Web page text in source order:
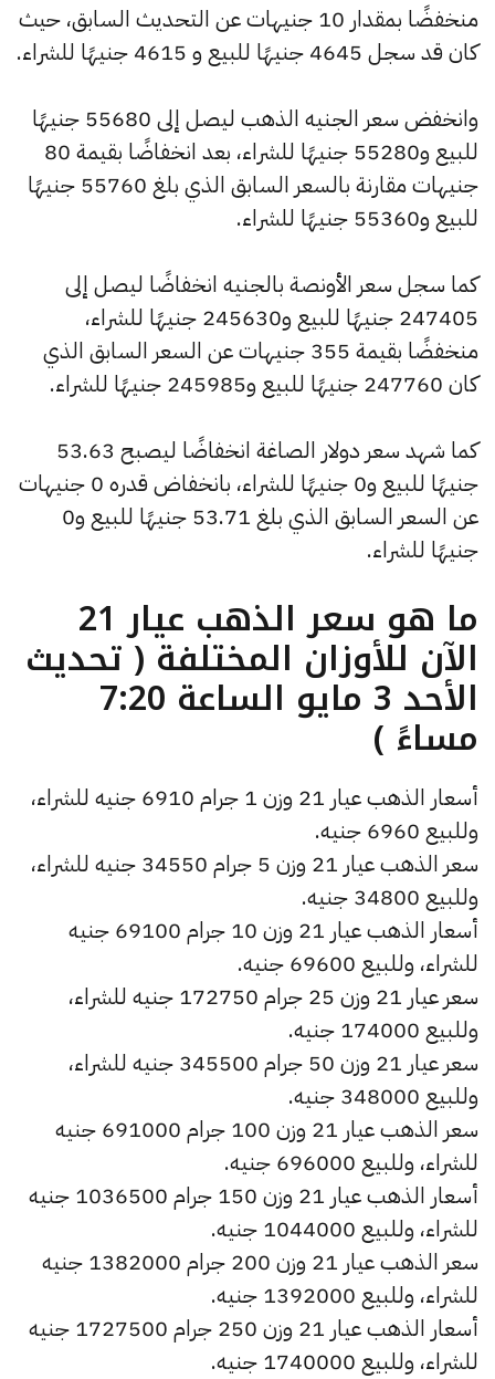
منخفضًا بمقدار 10 جنيهات عن التحديث السابق، حيث
كان قد سجل 4645 جنيهًا للبيع و 4615 جنيهًا للشراء.
وانخفض سعر الجنيه الذهب ليصل إلى 55680 جنيهًا
للبيع و55280 جنيهًا للشراء، بعد انخفاضًا بقيمة 80
جنيهات مقارنة بالسعر السابق الذي بلغ 55760 جنيهًا
للبيع و55360 جنيهًا للشراء.
كما سجل سعر الأونصة بالجنيه انخفاضًا ليصل إلى
247405 جنيهًا للبيع و245630 جنيهًا للشراء،
منخفضًا بقيمة 355 جنيهات عن السعر السابق الذي
كان 247760 جنيهًا للبيع و245985 جنيهًا للشراء.
كما شهد سعر دولار الصاغة انخفاضًا ليصبح 53.63
جنيهًا للبيع و0 جنيهًا للشراء، بانخفاض قدره 0 جنيهات
عن السعر السابق الذي بلغ 53.71 جنيهًا للبيع و0
جنيهًا للشراء.
ما هو سعر الذهب عيار 21
الآن للأوزان المختلفة ( تحديث
الأحد 3 مايو الساعة 7:20
مساءً )
أسعار الذهب عيار 21 وزن 1 جرام 6910 جنيه للشراء،
وللبيع 6960 جنيه.
سعر الذهب عيار 21 وزن 5 جرام 34550 جنيه للشراء،
وللبيع 34800 جنيه.
أسعار الذهب عيار 21 وزن 10 جرام 69100 جنيه
للشراء، وللبيع 69600 جنيه.
سعر عيار 21 وزن 25 جرام 172750 جنيه للشراء،
وللبيع 174000 جنيه.
سعر عيار 21 وزن 50 جرام 345500 جنيه للشراء،
وللبيع 348000 جنيه.
سعر الذهب عيار 21 وزن 100 جرام 691000 جنيه
للشراء، وللبيع 696000 جنيه.
أسعار الذهب عيار 21 وزن 150 جرام 1036500 جنيه
للشراء، وللبيع 1044000 جنيه.
سعر الذهب عيار 21 وزن 200 جرام 1382000 جنيه
للشراء، وللبيع 1392000 جنيه.
أسعار الذهب عيار 21 وزن 250 جرام 1727500 جنيه
للشراء، وللبيع 1740000 جنيه.